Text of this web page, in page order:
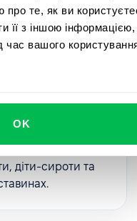
про те, як ви
її з іншою інформацією,
вашого
OK
діти-сироти та